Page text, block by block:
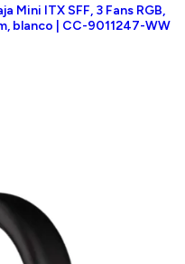
Mini ITX SFF, 3 Fans RGB,
blanco | CC-9011247-WW